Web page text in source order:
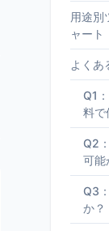
用途別
ャート
よくあ
Q1
料で
Q2
可能
Q3
か？